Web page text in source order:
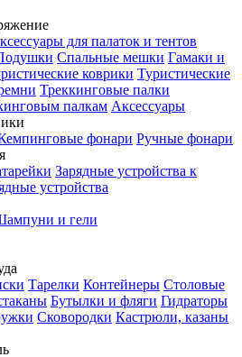
для палаток и тентов
Спальные мешки Гамаки и
коврики Туристические
Треккинговые палки
палкам Аксессуары
фонари Ручные фонари
Зарядные устройства к
устройства
и гели
Тарелки Контейнеры Столовые
Бутылки и фляги Гидраторы
Сковородки Кастрюли, казаны